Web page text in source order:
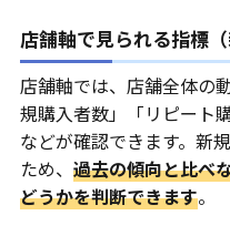
店舗軸で見られる指標
店舗軸では、店舗全体の
規購入者数」「リピート
などが確認できます。新
ため、過去の傾向と比べ
どうかを判断できます。